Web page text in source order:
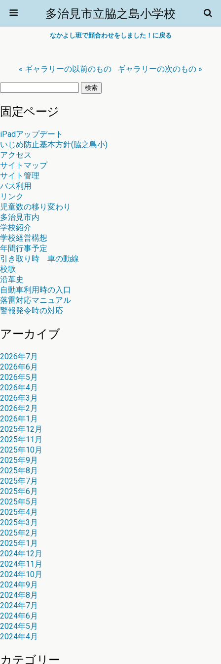
多治見市立脇之島小学校
なかよし班で顔合わせをしました！に戻る
« ギャラリーの以前のもの
ギャラリーの次のもの »
検
固定ページ
iPadアップデート
いじめ防止基本方針(脇之島小)
アクセス
サイトマップ
サイト管理
バス利用
リンク
児童数の移り変わり
多治見市内
学校紹介
学校経営構想
年間行事予定
引き取り時 車の動線
校歌
沿革史
自動車利用時の入口
落雷対応マニュアル
警報発令時の対応
アーカイブ
2026年7月
2026年6月
2026年5月
2026年4月
2026年3月
2026年2月
2026年1月
2025年12月
2025年11月
2025年10月
2025年9月
2025年8月
2025年7月
2025年6月
2025年5月
2025年4月
2025年3月
2025年2月
2025年1月
2024年12月
2024年11月
2024年10月
2024年9月
2024年8月
2024年7月
2024年6月
2024年5月
2024年4月
カテゴリー